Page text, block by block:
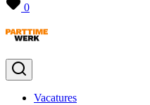
0
Vacatures